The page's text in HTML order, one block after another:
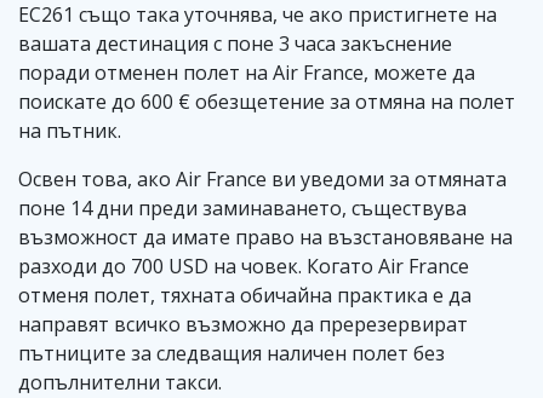
EC261 също така уточнява, че ако пристигнете на
вашата дестинация с поне 3 часа закъснение
поради отменен полет на Air France, можете да
поискате до 600 € обезщетение за отмяна на полет
на пътник.
Освен това, ако Air France ви уведоми за отмяната
поне 14 дни преди заминаването, съществува
възможност да имате право на възстановяване на
разходи до 700 USD на човек. Когато Air France
отменя полет, тяхната обичайна практика е да
направят всичко възможно да пререзервират
пътниците за следващия наличен полет без
допълнителни такси.